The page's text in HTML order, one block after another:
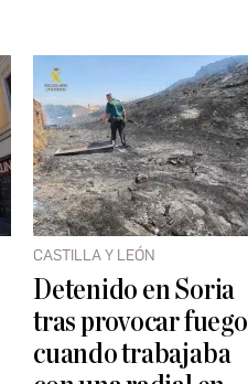
CASTILLA Y LEÓN
Detenido en Soria
tras provocar fuego
cuando trabajaba